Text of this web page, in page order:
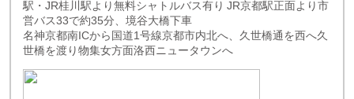
駅・JR桂川駅より無料シャトルバス有り JR京都駅正面より市
営バス33で約35分、境谷大橋下車
名神京都南ICから国道1号線京都市内北へ、久世橋通を西へ久
世橋を渡り物集女方面洛西ニュータウンへ